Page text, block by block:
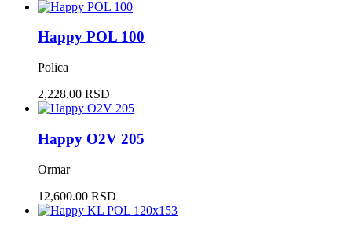
Happy POL 100
Polica
2,228.00 RSD
Happy O2V 205
Ormar
12,600.00 RSD